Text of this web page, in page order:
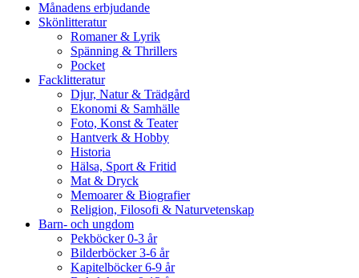
Månadens erbjudande
Skönlitteratur
Romaner & Lyrik
Spänning & Thrillers
Pocket
Facklitteratur
Djur, Natur & Trädgård
Ekonomi & Samhälle
Foto, Konst & Teater
Hantverk & Hobby
Historia
Hälsa, Sport & Fritid
Mat & Dryck
Memoarer & Biografier
Religion, Filosofi & Naturvetenskap
Barn- och ungdom
Pekböcker 0-3 år
Bilderböcker 3-6 år
Kapitelböcker 6-9 år